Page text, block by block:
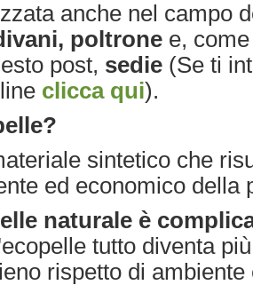
anche nel campo
poltrone e,
post, sedie (Se ti
clicca qui).
sintetico che
ed economico della
naturale è
tutto diventa
rispetto di ambiente